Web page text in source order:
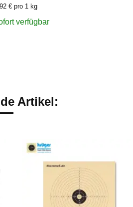
€ pro 1 kg
verfügbar
Artikel: